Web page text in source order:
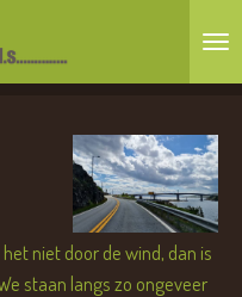
niet door de wind, dan is
staan langs zo ongeveer